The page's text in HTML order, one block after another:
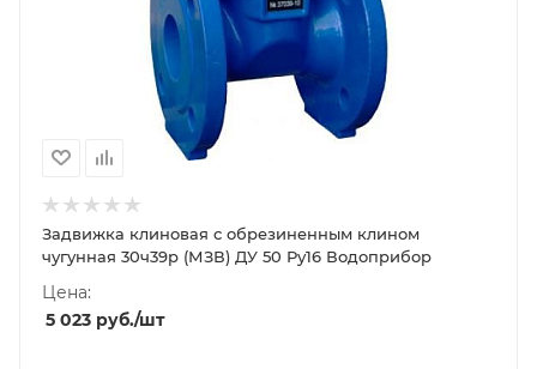
Задвижка клиновая с обрезиненным клином
чугунная 30ч39р (МЗВ) ДУ 50 Ру16 Водоприбор
Цена:
5 023 руб./шт